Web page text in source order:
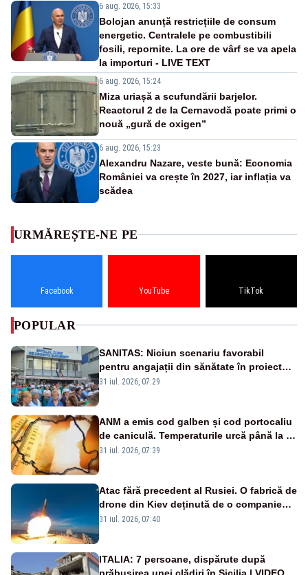
6 aug. 2026, 15:33
Bolojan anunță restricțiile de consum
energetic. Centralele pe combustibili
fosili, repornite. La ore de vârf se va apela
la importuri - LIVE TEXT
6 aug. 2026, 15:24
Miza uriașă a scufundării barjelor.
Reactorul 2 de la Cernavodă poate primi o
nouă „gură de oxigen”
6 aug. 2026, 15:23
Alexandru Nazare, veste bună: Economia
României va crește în 2027, iar inflația va
scădea
URMĂREȘTE-NE PE
Facebook YouTube TikTok
POPULAR
SANITAS: Niciun scenariu favorabil
pentru angajații din sănătate în proiectul
Legii salarizării
31 iul. 2026, 07:29
ANM a emis cod galben și cod portocaliu
de caniculă. Temperaturile urcă până la 38
de grade, iar nopțile devin tropicale
31 iul. 2026, 07:39
Atac fără precedent al Rusiei. O fabrică de
drone din Kiev deținută de o companie
americană, distrusă de o rachetă
31 iul. 2026, 07:40
ITALIA: 7 persoane, dispărute după
prăbușirea unei clădiri în Sicilia | VIDEO